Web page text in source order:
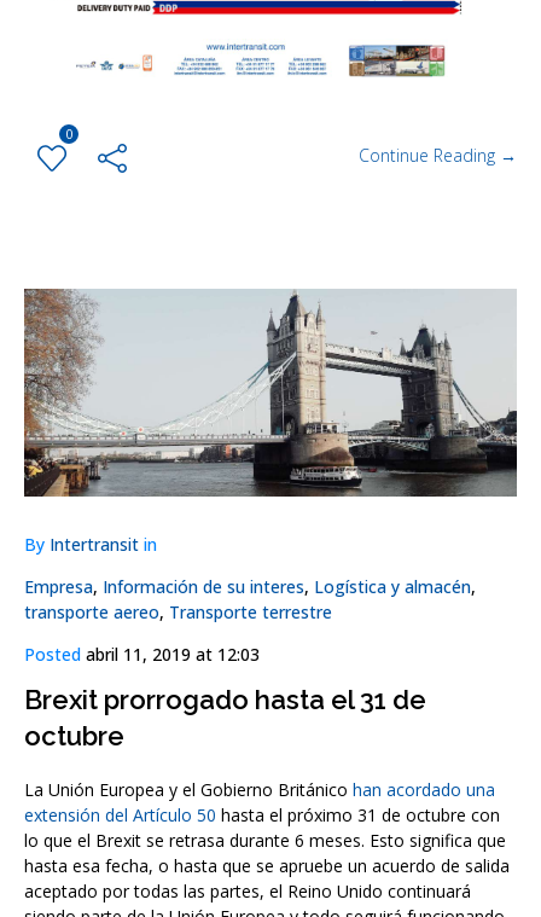
0
Continue Reading →
By Intertransit in
Empresa, Información de su interes, Logística y almacén,
transporte aereo, Transporte terrestre
Posted abril 11, 2019 at 12:03
Brexit prorrogado hasta el 31 de
octubre
La Unión Europea y el Gobierno Británico han acordado una
extensión del Artículo 50 hasta el próximo 31 de octubre con
lo que el Brexit se retrasa durante 6 meses. Esto significa que
hasta esa fecha, o hasta que se apruebe un acuerdo de salida
aceptado por todas las partes, el Reino Unido continuará